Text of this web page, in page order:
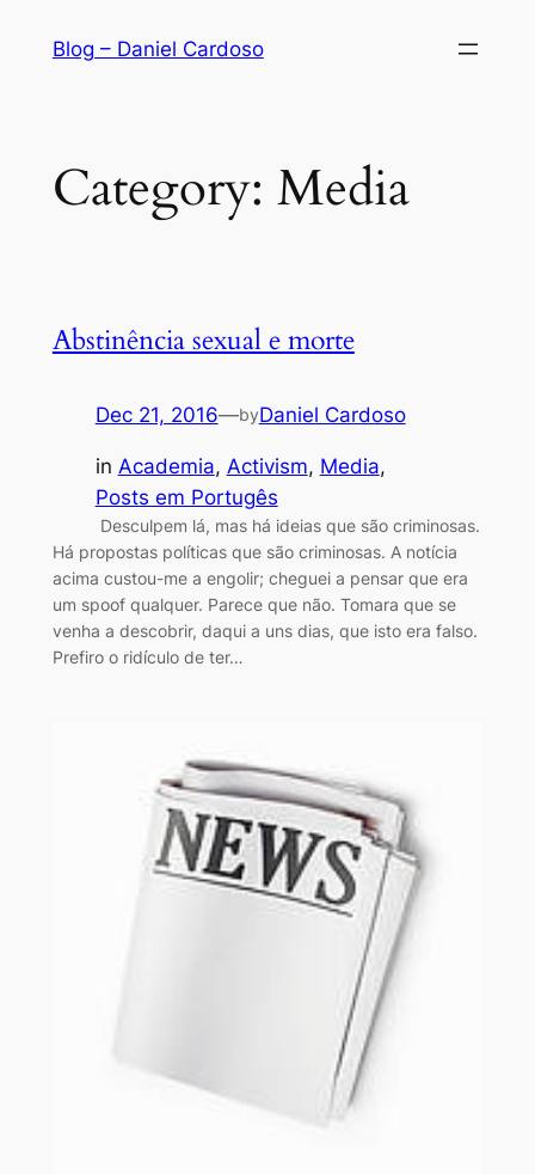
Blog – Daniel Cardoso
Category: Media
Abstinência sexual e morte
Dec 21, 2016—byDaniel Cardoso
in Academia, Activism, Media
Posts em Portugês
Desculpem lá, mas há ideias que são criminosas.
Há propostas políticas que são criminosas. A notícia
acima custou-me a engolir; cheguei a pensar que era
um spoof qualquer. Parece que não. Tomara que se
venha a descobrir, daqui a uns dias, que isto era falso.
Prefiro o ridículo de ter…